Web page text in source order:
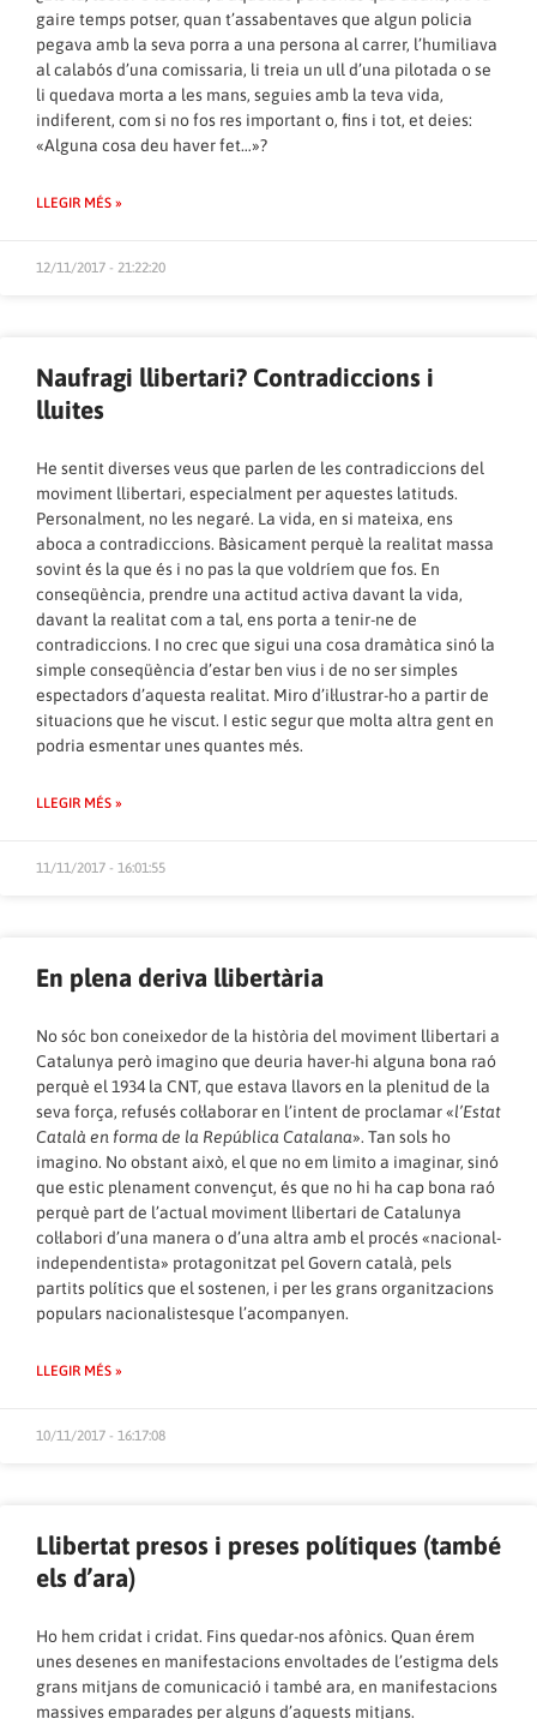
gaire temps potser, quan t’assabentaves que algun policia
pegava amb la seva porra a una persona al carrer, l’humiliava
al calabós d’una comissaria, li treia un ull d’una pilotada o se
li quedava morta a les mans, seguies amb la teva vida,
indiferent, com si no fos res important o, fins i tot, et deies:
«Alguna cosa deu haver fet…»?
LLEGIR MÉS »
12/11/2017 - 21:22:20
Naufragi llibertari? Contradiccions i
lluites
He sentit diverses veus que parlen de les contradiccions del
moviment llibertari, especialment per aquestes latituds.
Personalment, no les negaré. La vida, en si mateixa, ens
aboca a contradiccions. Bàsicament perquè la realitat massa
sovint és la que és i no pas la que voldríem que fos. En
conseqüència, prendre una actitud activa davant la vida,
davant la realitat com a tal, ens porta a tenir-ne de
contradiccions. I no crec que sigui una cosa dramàtica sinó la
simple conseqüència d’estar ben vius i de no ser simples
espectadors d’aquesta realitat. Miro d’il·lustrar-ho a partir de
situacions que he viscut. I estic segur que molta altra gent en
podria esmentar unes quantes més.
LLEGIR MÉS »
11/11/2017 - 16:01:55
En plena deriva llibertària
No sóc bon coneixedor de la història del moviment llibertari a
Catalunya però imagino que deuria haver-hi alguna bona raó
perquè el 1934 la CNT, que estava llavors en la plenitud de la
seva força, refusés col·laborar en l’intent de proclamar «l’Estat
Català en forma de la República Catalana». Tan sols ho
imagino. No obstant això, el que no em limito a imaginar, sinó
que estic plenament convençut, és que no hi ha cap bona raó
perquè part de l’actual moviment llibertari de Catalunya
col·labori d’una manera o d’una altra amb el procés «nacional-
independentista» protagonitzat pel Govern català, pels
partits polítics que el sostenen, i per les grans organitzacions
populars nacionalistesque l’acompanyen.
LLEGIR MÉS »
10/11/2017 - 16:17:08
Llibertat presos i preses polítiques (també
els d’ara)
Ho hem cridat i cridat. Fins quedar-nos afònics. Quan érem
unes desenes en manifestacions envoltades de l’estigma dels
grans mitjans de comunicació i també ara, en manifestacions
massives emparades per alguns d’aquests mitjans.